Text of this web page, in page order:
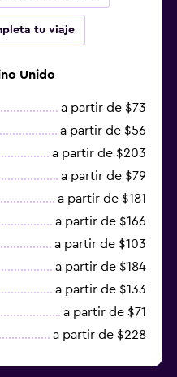
tu viaje
Unido
a partir de $73
a partir de $56
a partir de $203
a partir de $79
a partir de $181
a partir de $166
a partir de $103
a partir de $184
a partir de $133
a partir de $71
a partir de $228